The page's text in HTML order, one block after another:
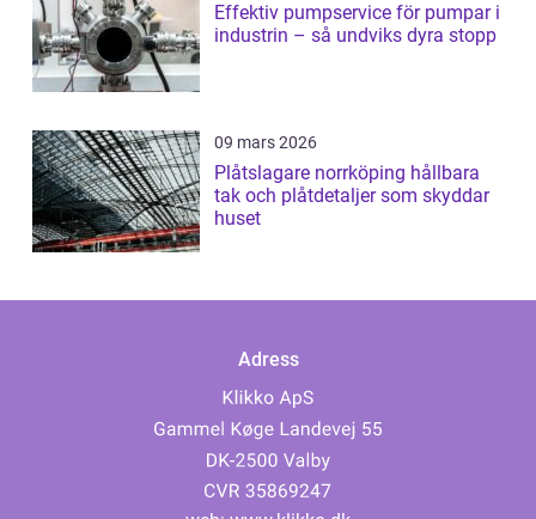
Effektiv pumpservice för pumpar i
industrin – så undviks dyra stopp
09 mars 2026
Plåtslagare norrköping hållbara
tak och plåtdetaljer som skyddar
huset
Adress